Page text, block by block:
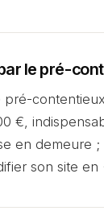
le pré-
pré-
€,
en demeure
son site en